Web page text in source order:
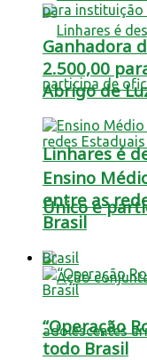
Linhares é
Único e
Ganhadora
2.500,00
Abrigo de
Ensino
entre as
Brasil
Brasil
“Operação
todo Brasil